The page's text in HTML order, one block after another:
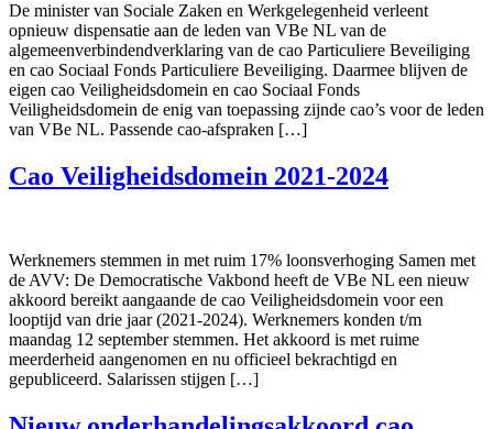
De minister van Sociale Zaken en Werkgelegenheid verleent
opnieuw dispensatie aan de leden van VBe NL van de
algemeenverbindendverklaring van de cao Particuliere Beveiliging
en cao Sociaal Fonds Particuliere Beveiliging. Daarmee blijven de
eigen cao Veiligheidsdomein en cao Sociaal Fonds
Veiligheidsdomein de enig van toepassing zijnde cao’s voor de leden
van VBe NL. Passende cao-afspraken […]
Cao Veiligheidsdomein 2021-2024
Werknemers stemmen in met ruim 17% loonsverhoging Samen met
de AVV: De Democratische Vakbond heeft de VBe NL een nieuw
akkoord bereikt aangaande de cao Veiligheidsdomein voor een
looptijd van drie jaar (2021-2024). Werknemers konden t/m
maandag 12 september stemmen. Het akkoord is met ruime
meerderheid aangenomen en nu officieel bekrachtigd en
gepubliceerd. Salarissen stijgen […]